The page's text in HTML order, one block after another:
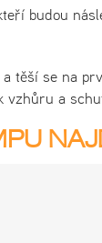
budou
těší se na
vzhůru a